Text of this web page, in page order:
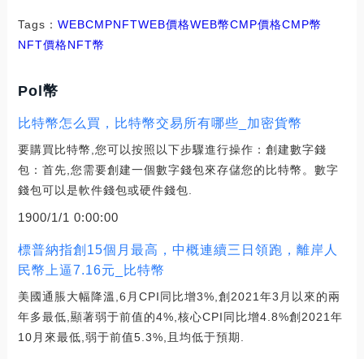
Tags： WEBCMPNFTWEB價格WEB幣CMP價格CMP幣
NFT價格NFT幣
Pol幣
比特幣怎么買，比特幣交易所有哪些_加密貨幣
要購買比特幣,您可以按照以下步驟進行操作：創建數字錢
包：首先,您需要創建一個數字錢包來存儲您的比特幣。數字
錢包可以是軟件錢包或硬件錢包.
1900/1/1 0:00:00
標普納指創15個月最高，中概連續三日領跑，離岸人
民幣上逼7.16元_比特幣
美國通脹大幅降溫,6月CPI同比增3%,創2021年3月以來的兩
年多最低,顯著弱于前值的4%,核心CPI同比增4.8%創2021年
10月來最低,弱于前值5.3%,且均低于預期.